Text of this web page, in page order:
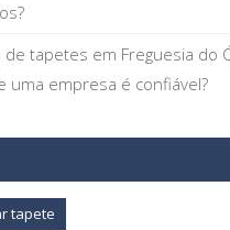
de tapetes em Freguesia do
uma empresa é confiável?
tapete